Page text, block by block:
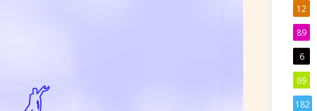
12
89
6
69
182